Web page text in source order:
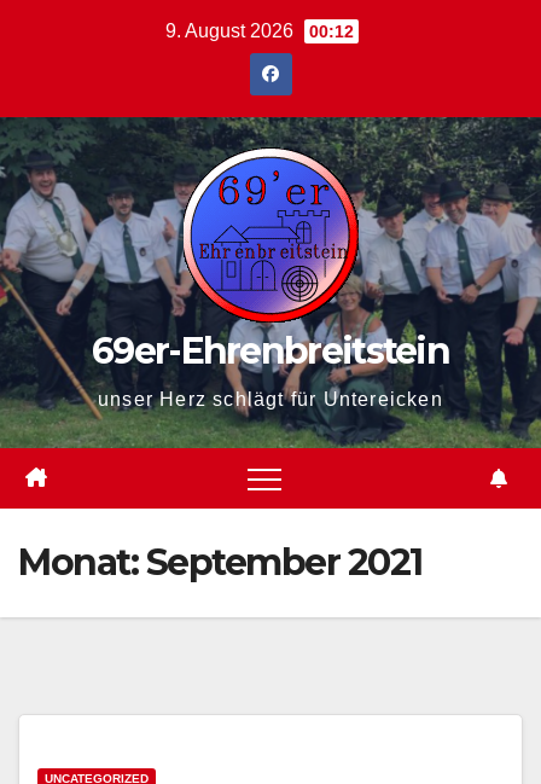
9. August 2026 00:12
69er-Ehrenbreitstein
unser Herz schlägt für Untereicken
Monat:September 2021
UNCATEGORIZED